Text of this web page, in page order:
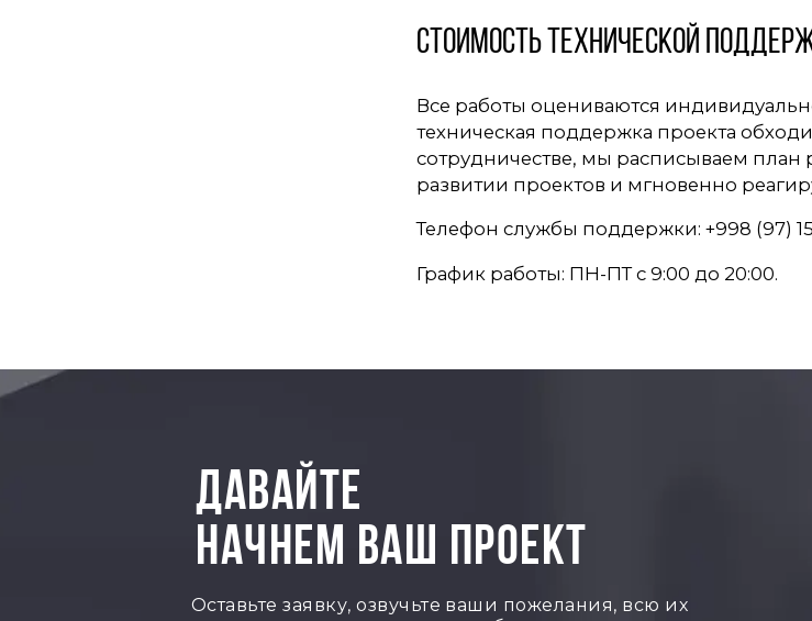
Стоимость технической
Все работы оцениваются
техническая поддержка проекта
сотрудничестве, мы расписываем
развитии проектов и мгновенно
Телефон службы поддержки: +998 (97)
График работы: ПН-ПТ с 9:00 до 20:00.
ДАВАЙТЕ
НАЧНЕМ ВАШ ПРОЕКТ
Оставьте заявку, озвучьте ваши пожелания, всю их